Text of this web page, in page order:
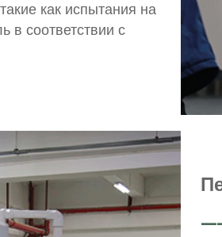
как испытания на
в соответствии с